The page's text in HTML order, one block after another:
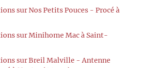
sur Nos Petits Pouces - Procé à
sur Minihome Mac à Saint-
sur Breil Malville - Antenne